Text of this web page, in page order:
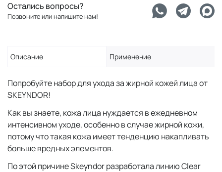
Остались вопросы?
Позвоните или напишите нам!
Описание Применение
Попробуйте набор для ухода за жирной кожей лица от
SKEYNDOR!
Как вы знаете, кожа лица нуждается в ежедневном
интенсивном уходе, особенно в случае жирной кожи,
потому что такая кожа имеет тенденцию накапливать
больше вредных элементов.
По этой причине Skeyndor разработала линию Clear